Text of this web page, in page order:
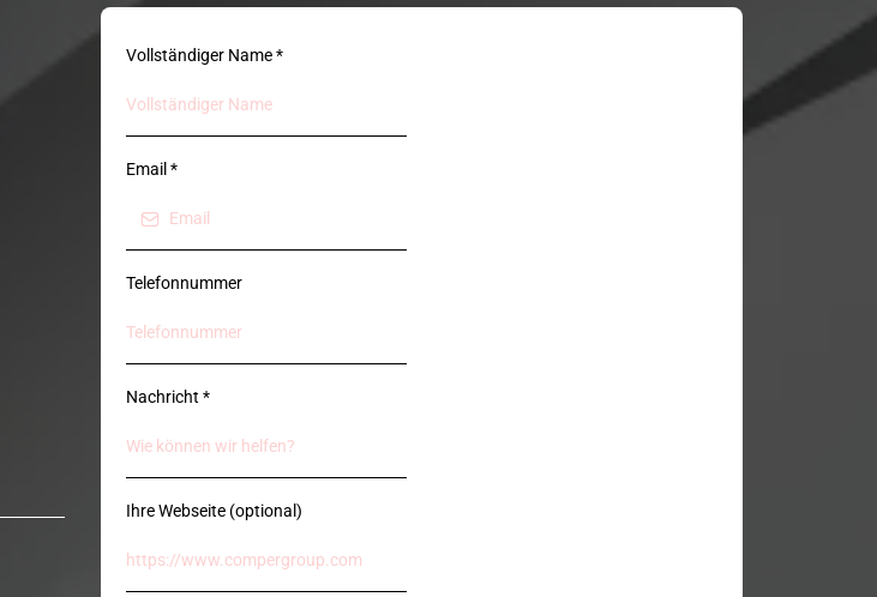
Vollständiger Name*
Email *
Telefonnummer
Nachricht *
Ihre Webseite (optional)